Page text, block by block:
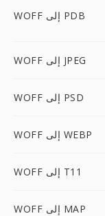
WOFF إلى PDB
WOFF إلى JPEG
WOFF إلى PSD
WOFF إلى WEBP
WOFF إلى T11
WOFF إلى MAP